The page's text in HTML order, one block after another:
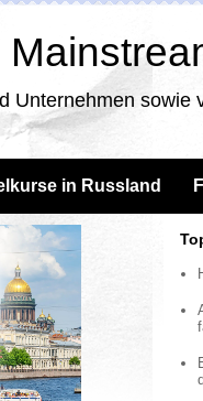
Unternehmen sowie
in Russland